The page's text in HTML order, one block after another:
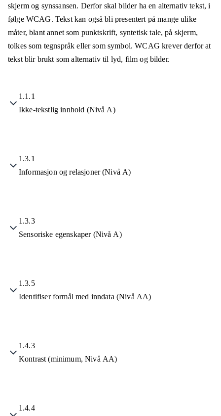
skjerm og synssansen. Derfor skal bilder ha en alternativ tekst, i
følge WCAG. Tekst kan også bli presentert på mange ulike
måter, blant annet som punktskrift, syntetisk tale, på skjerm,
tolkes som tegnspråk eller som symbol. WCAG krever derfor at
tekst blir brukt som alternativ til lyd, film og bilder.
1.1.1
Ikke-tekstlig innhold (Nivå A)
1.3.1
Informasjon og relasjoner (Nivå A)
1.3.3
Sensoriske egenskaper (Nivå A)
1.3.5
Identifiser formål med inndata (Nivå AA)
1.4.3
Kontrast (minimum, Nivå AA)
1.4.4